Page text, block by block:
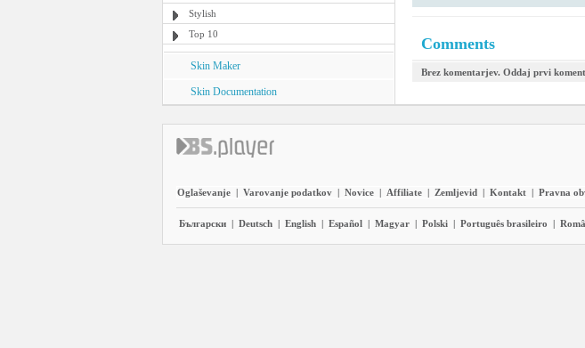
Stylish
Top 10
Skin Maker
Skin Documentation
Comments
Brez komentarjev. Oddaj prvi
Oglaševanje | Varovanje podatkov | Novice | Affiliate | Zemljevid | Kontakt | Pravna
Български | Deutsch | English | Español | Magyar | Polski | Português brasileiro |